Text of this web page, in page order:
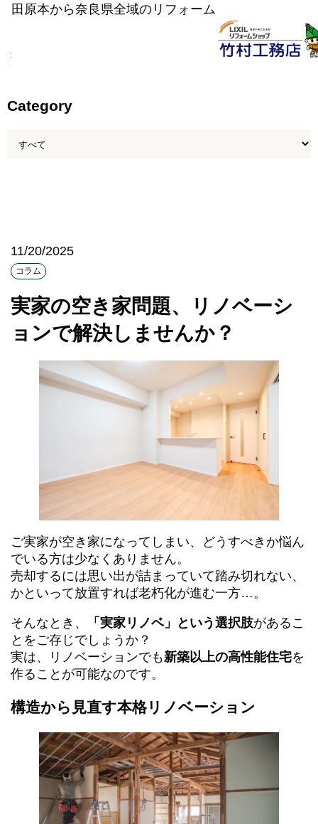
田原本から奈良県全域のリフォーム
竹村工務店のリフォーム｜LIXILリフォームショップ リフォームコラム> コラム>実家の
Category
11/20/2025
コラム
実家の空き家問題、リノベーシ
ョンで解決しませんか？
ご実家が空き家になってしまい、どうすべきか悩ん
でいる方は少なくありません。
売却するには思い出が詰まっていて踏み切れない、
かといって放置すれば老朽化が進む一方…。
そんなとき、 「実家リノベ」という選択肢があるこ
とをご存じでしょうか？
実は、リノベーションでも新築以上の高性能住宅を
作ることが可能なのです。
構造から見直す本格リノベーション